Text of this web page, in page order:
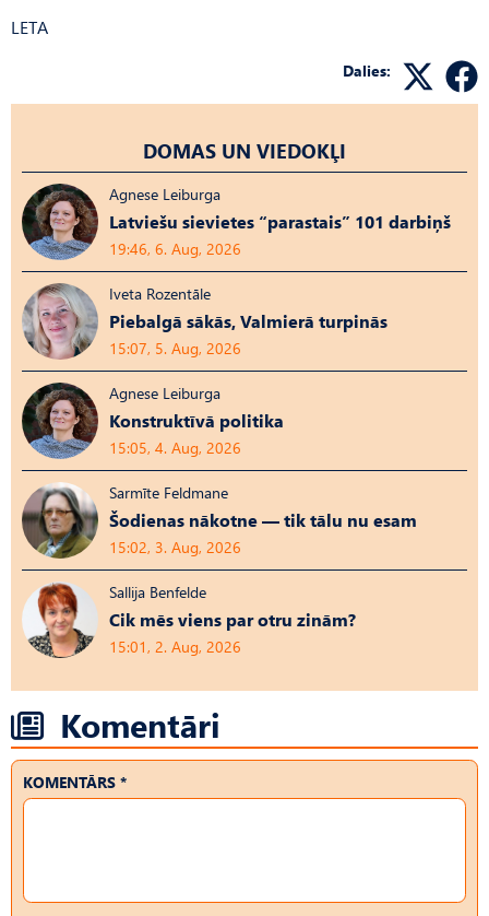
LETA
Dalies:
DOMAS UN VIEDOKĻI
Agnese Leiburga
Latviešu sievietes “parastais” 101 darbiņš
19:46, 6. Aug, 2026
Iveta Rozentāle
Piebalgā sākās, Valmierā turpinās
15:07, 5. Aug, 2026
Agnese Leiburga
Konstruktīvā politika
15:05, 4. Aug, 2026
Sarmīte Feldmane
Šodienas nākotne — tik tālu nu esam
15:02, 3. Aug, 2026
Sallija Benfelde
Cik mēs viens par otru zinām?
15:01, 2. Aug, 2026
Komentāri
KOMENTĀRS *